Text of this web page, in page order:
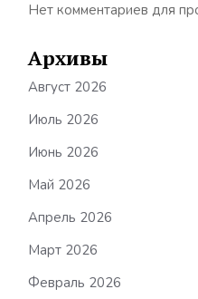
Нет комментариев для
Архивы
Август 2026
Июль 2026
Июнь 2026
Май 2026
Апрель 2026
Март 2026
Февраль 2026